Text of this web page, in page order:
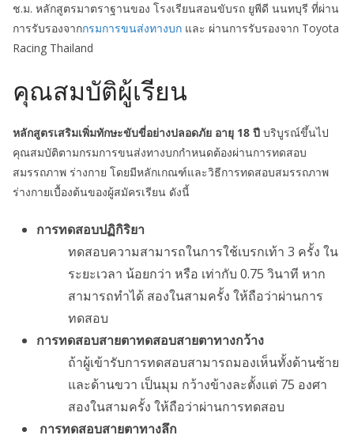
ช.ม. หลักสูตรมาตราฐานของ โรงเรียนสอนขับรถ ยูพีดี นนทบุรี ที่ผ่าน
การรับรองจากกรมการขนส่งทางบก และ ผ่านการรับรองจาก Toyota
Racing Thailand
คุณสมบัติผู้เรียน
หลักสูตรเสริมเพิ่มทักษะขับขี่อย่างปลอดภัย อายุ 18 ปี บริบูรณ์ขึ้นไป
คุณสมบัติตามกรมการขนส่งทางบกกำหนดต้องผ่านการทดสอบ
สมรรถภาพ ร่างกาย โดยมีหลักเกณฑ์และวิธีการทดสอบสมรรถภาพ
ร่างกายเบื้องต้นของผู้สมัครเรียน ดังนี้
การทดสอบปฏิกิริยา
ทดสอบความสามารถในการใช้เบรกเท้า 3 ครั้ง ใน
ระยะเวลา น้อยกว่า หรือ เท่ากับ 0.75 วินาที หาก
สามารถทำได้ สองในสามครั้ง ให้ถือว่าผ่านการ
ทดสอบ
การทดสอบสายตาทดสอบสายตาทางกว้าง
ถ้าผู้เข้ารับการทดสอบสามารถมองเห็นทั้งด้านซ้าย
และด้านขวา เป็นมุม กว้างข้างละตั้งแต่ 75 องศา
สองในสามครั้ง ให้ถือว่าผ่านการทดสอบ
การทดสอบสายตาทางลึก